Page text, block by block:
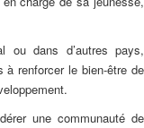
ou dans d’autres pays,
à renforcer le bien-être de
une communauté de